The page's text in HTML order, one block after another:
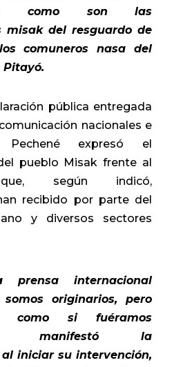
como son las
misak del resguardo de
comuneros nasa del
Pitayó.
pública entregada
nacionales e
Pechené expresó el
pueblo Misak frente al
según indicó,
recibido por parte del
y diversos sectores
internacional
originarios, pero
como si fuéramos
manifestó la
iniciar su intervención,